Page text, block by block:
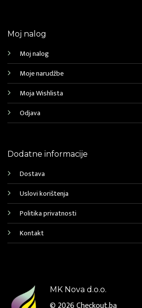
Moj nalog
Moj nalog
Moje narudžbe
Moja Wishlista
Odjava
Dodatne informacije
Dostava
Uslovi korištenja
Politika privatnosti
Kontakt
MK Nova d.o.o.